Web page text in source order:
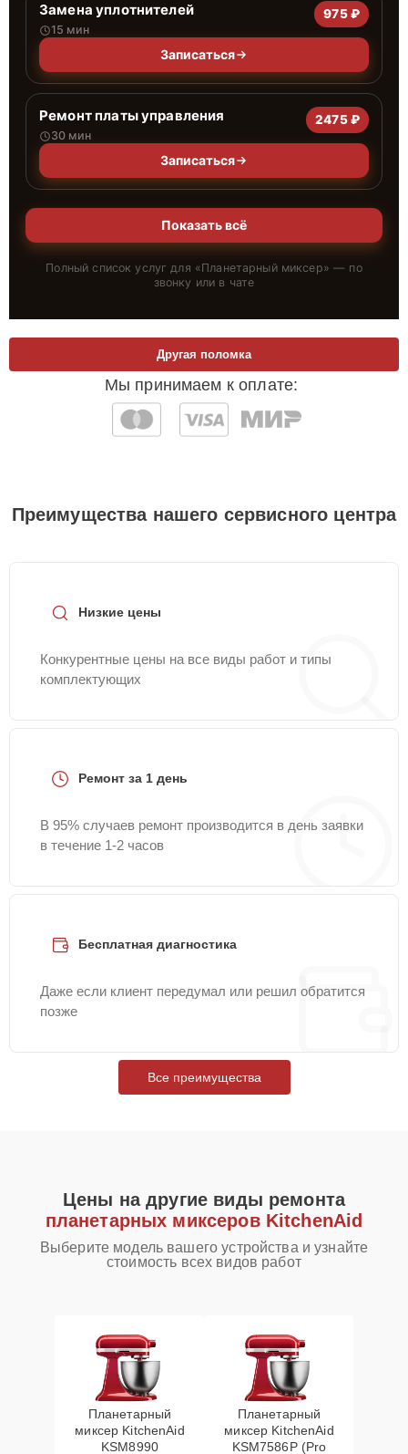
Замена уплотнителей
15 мин
975 ₽
Записаться
Ремонт платы управления
30 мин
2475 ₽
Записаться
Показать всё
Полный список услуг для «Планетарный миксер» — по
звонку или в чате
Мы принимаем к оплате:
Другая поломка
Преимущества нашего сервисного центра
Низкие цены
Конкурентные цены на все виды работ и типы
комплектующих
Ремонт за 1 день
В 95% случаев ремонт производится в день заявки
в течение 1-2 часов
Бесплатная диагностика
Даже если клиент передумал или решил обратится
позже
Все преимущества
Цены на другие виды ремонта
планетарных миксеров KitchenAid
Выберите модель вашего устройства и узнайте
стоимость всех видов работ
Планетарный
миксер KitchenAid
KSM8990
Планетарный
миксер KitchenAid
KSM7586P (Pro